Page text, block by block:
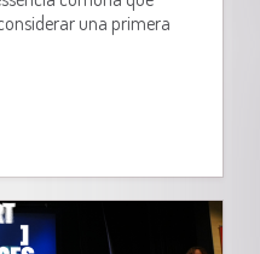
una primera